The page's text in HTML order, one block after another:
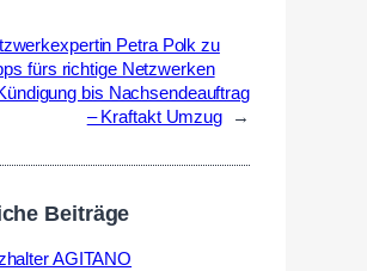
Petra Polk zu
fürs richtige Netzwerken
bis Nachsendeauftrag
– Kraftakt Umzug
→
Beiträge